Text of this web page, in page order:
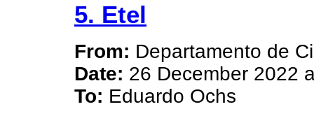
5. Etel
From: Departamento de
Date: 26 December 2022
To: Eduardo Ochs